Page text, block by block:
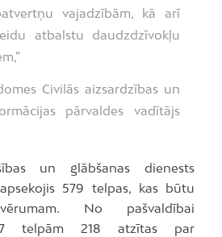
vajadzībām, kā arī
atbalstu daudzdzīvokļu
Civilās aizsardzības un
pārvaldes vadītājs
un glābšanas dienests
579 telpas, kas būtu
No pašvaldībai
telpām 218 atzītas par